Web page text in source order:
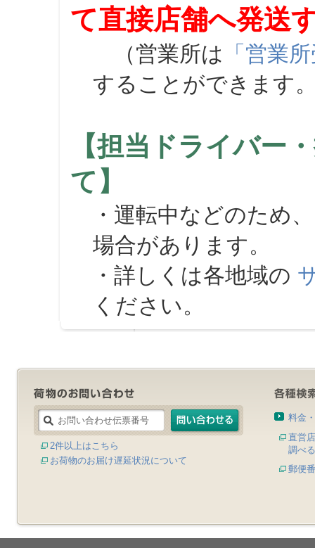
て直接店舗へ発送
（営業所は 「営業
することができます
【担当ドライバー
て】
・運転中などのため
場合があります。
・詳しくは各地域の
ください。
2件以上はこちら
お荷物のお届け遅延状況について
料金
直営
調べる
郵便